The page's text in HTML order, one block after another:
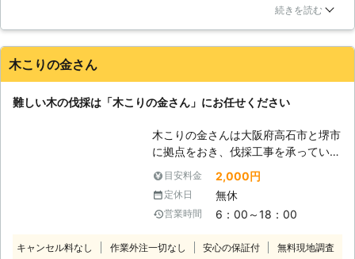
がら放置された木は徐々に枯れてい
は浦幌町の気候をよく知っているの
り、安全に木を切り倒すことができま
す。また伐採した木を運搬し、適切に
処分していきます。もしもお庭にお世
話ができなくなった木がある場合は、
浦幌町内全域で活動する当社まで一度
さすがにこれはまずいと思いビショーテラシマガラスサンに伐
底してもらえましたよ！無事に伐ってもらえるしすごく良い業
者さんでした！
北海道 帯広市 2016年12月22日
続きを読む
木こりの金さん
難しい木の伐採は「木こりの金さん」にお任せください
木こりの金さんは大阪府高石市と堺市
に拠点をおき、伐採工事を承っていま
す。大阪府の隣接エリアはもちろんの
こと、北海道でもご依頼承っています
ので気軽にご相談ください。 【特殊
伐採が得意！ほかで断られた依頼もお
きる業者を探している ・狭い場所の
目安料金 2,000円
定休日 無休
営業時間 6：00～18：00
キャンセル料なし 作業外注一切なし 安心の保証付
無料現地調査